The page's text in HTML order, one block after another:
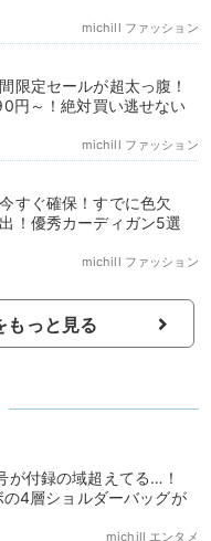
michill ファッション
限定セールが超太っ腹！
円～！絶対買い逃せない
michill ファッション
すぐ確保！すでに色欠
！優秀カーディガン5選
michill ファッション
もっと見る
が付録の域超えてる…！
の4層ショルダーバッグが
michill エンタメ